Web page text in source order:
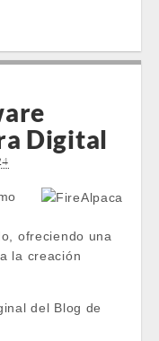
Digital
ofreciendo una
la creación
del Blog de